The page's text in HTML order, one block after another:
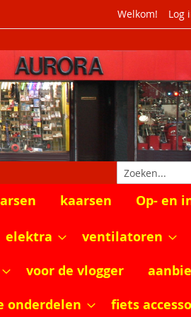
Welkom! Log
Zoek
kaarsen Op- en
elektra
ventilatoren
voor de vlogger
onderdelen
fiets